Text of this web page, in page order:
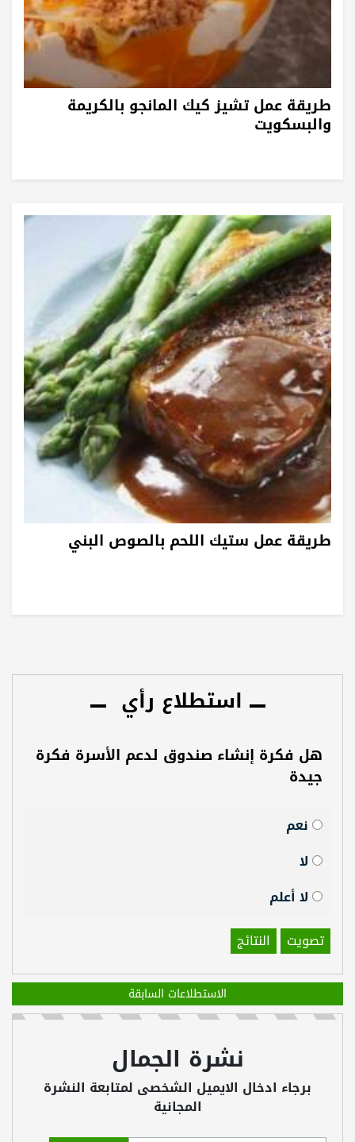
طريقة عمل تشيز كيك المانجو بالكريمة
والبسكويت
طريقة عمل ستيك اللحم بالصوص البني
استطلاع رأي
هل فكرة إنشاء صندوق لدعم الأسرة فكرة
جيدة
نعم
لا
لا أعلم
تصويت
النتائج
الاستطلاعات السابقة
نشرة الجمال
برجاء ادخال الايميل الشخصى لمتابعة النشرة
المجانية